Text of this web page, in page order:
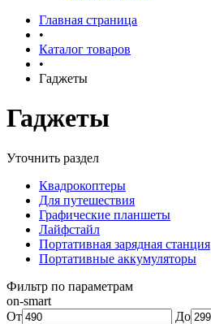
Главная страница
•
Каталог товаров
•
Гаджеты
Гаджеты
Уточнить раздел
Квадрокоптеры
Для путешествия
Графические планшеты
Лайфстайл
Портативная зарядная станция
Портативные аккумуляторы
Фильтр по параметрам
on-smart
От
До